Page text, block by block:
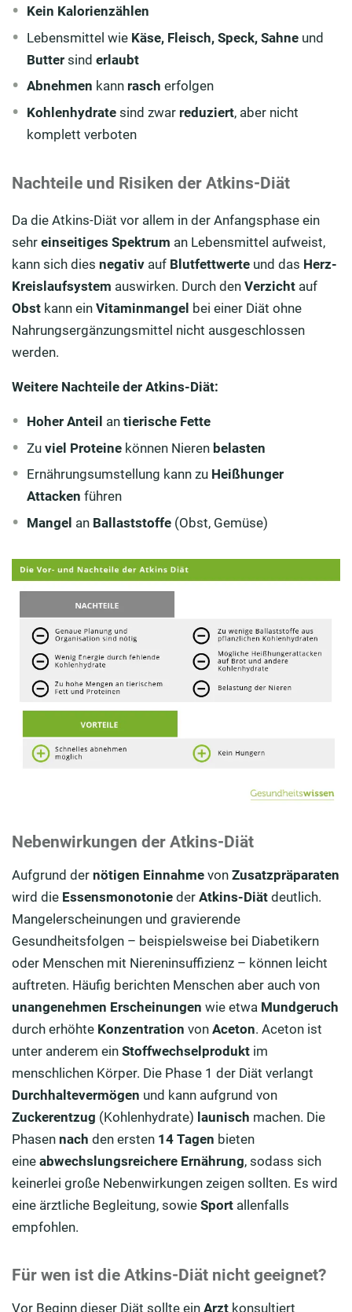
Kein Kalorienzählen
Lebensmittel wie Käse, Fleisch, Speck, Sahne und
Butter sinderlaubt
Abnehmen kann rasch erfolgen
Kohlenhydrate sind zwar reduziert, aber nicht
komplett verboten
Nachteile und Risiken der Atkins-Diät
Da die Atkins-Diät vor allem in der Anfangsphase ein
sehr einseitiges Spektrum an Lebensmittel aufweist,
kann sich dies negativ auf Blutfettwerte und das Herz-
Kreislaufsystem auswirken. Durch den Verzicht auf
Obst kann ein Vitaminmangel bei einer Diät ohne
Nahrungsergänzungsmittel nicht ausgeschlossen
werden.
Weitere Nachteile der Atkins-Diät:
Hoher Anteil antierische Fette
Zuviel Proteine können Nieren belasten
Ernährungsumstellung kann zu Heißhunger
Attacken führen
Mangel an Ballaststoffe (Obst, Gemüse)
Nebenwirkungen der Atkins-Diät
Aufgrund der nötigen Einnahme von Zusatzpräparaten
wird die Essensmonotonie der Atkins-Diät deutlich.
Mangelerscheinungen und gravierende
Gesundheitsfolgen – beispielsweise bei Diabetikern
oder Menschen mit Niereninsuffizienz – können leicht
auftreten. Häufig berichten Menschen aber auch von
unangenehmen Erscheinungen wie etwa Mundgeruch
durch erhöhte Konzentration von Aceton. Aceton ist
unter anderem ein Stoffwechselprodukt im
menschlichen Körper. Die Phase 1 der Diät verlangt
Durchhaltevermögen und kann aufgrund von
Zuckerentzug (Kohlenhydrate) launisch machen. Die
Phasen nach den ersten 14 Tagen bieten
eine abwechslungsreichere Ernährung, sodass sich
keinerlei große Nebenwirkungen zeigen sollten. Es wird
eine ärztliche Begleitung, sowie Sport allenfalls
empfohlen.
Für wen ist die Atkins-Diät nicht geeignet?
Vor Beginn dieser Diät sollte ein Arzt konsultiert